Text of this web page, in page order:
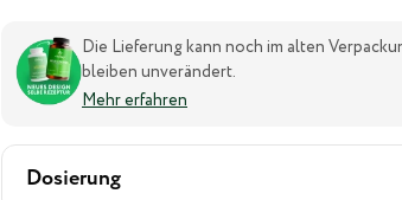
Die Lieferung kann noch im alten
bleiben unverändert.
Mehr erfahren
Dosierung